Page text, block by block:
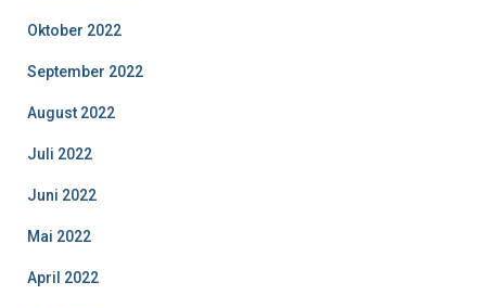
Oktober 2022
September 2022
August 2022
Juli 2022
Juni 2022
Mai 2022
April 2022